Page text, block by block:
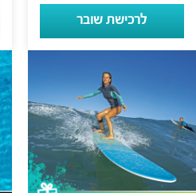
לרכישת שובר